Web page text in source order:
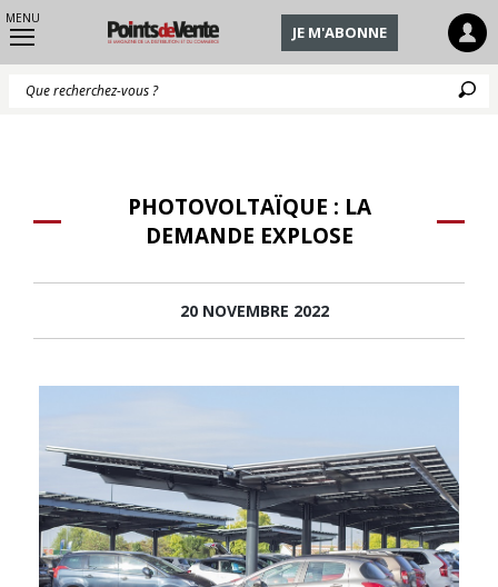
MENU
JE M'ABONNE
PHOTOVOLTAÏQUE : LA
DEMANDE EXPLOSE
20 NOVEMBRE 2022